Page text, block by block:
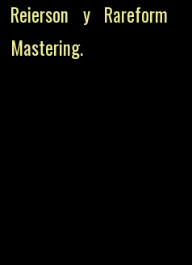
Reierson y Rareform
Mastering.